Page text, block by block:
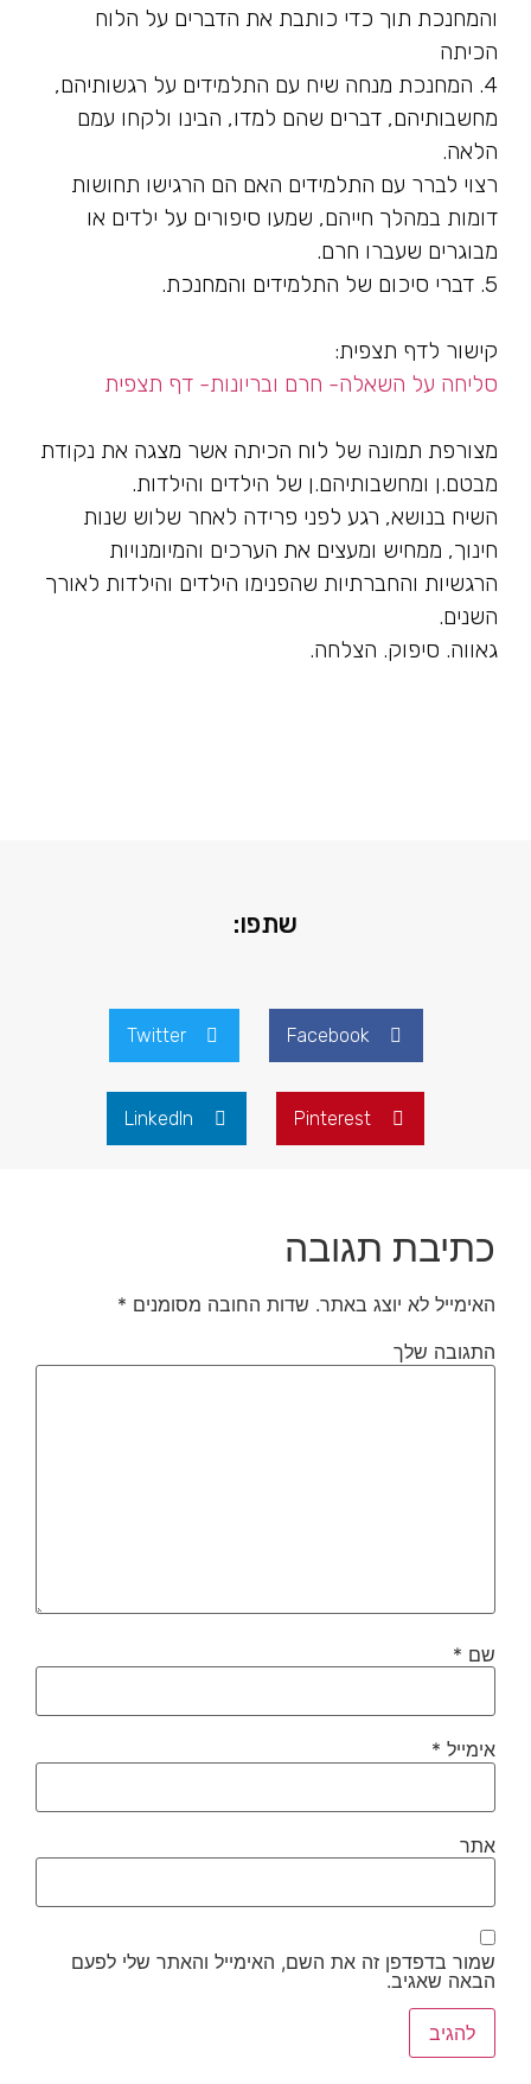
והמחנכת תוך כדי כותבת את הדברים על הלוח
הכיתה
4. המחנכת מנחה שיח עם התלמידים על רגשותיהם,
מחשבותיהם, דברים שהם למדו, הבינו ולקחו עמם
הלאה.
רצוי לברר עם התלמידים האם הם הרגישו תחושות
דומות במהלך חייהם, שמעו סיפורים על ילדים או
מבוגרים שעברו חרם.
5. דברי סיכום של התלמידים והמחנכת.
קישור לדף תצפית:
סליחה על השאלה- חרם ובריונות- דף תצפית
מצורפת תמונה של לוח הכיתה אשר מצגה את נקודת
מבטם.ן ומחשבותיהם.ן של הילדים והילדות.
השיח בנושא, רגע לפני פרידה לאחר שלוש שנות
חינוך, ממחיש ומעצים את הערכים והמיומנויות
הרגשיות והחברתיות שהפנימו הילדים והילדות לאורך
השנים.
גאווה. סיפוק. הצלחה.
שתפו:
Facebook
Twitter
Pinterest
LinkedIn
כתיבת תגובה
האימייל לא יוצג באתר. שדות החובה מסומנים *
התגובה שלך
שם *
אימייל *
אתר
שמור בדפדפן זה את השם, האימייל והאתר שלי לפעם
הבאה שאגיב.